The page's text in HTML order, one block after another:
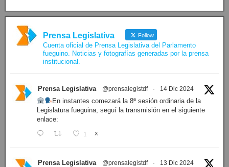
Prensa Legislativa Follow
Cuenta oficial de Prensa Legislativa del Parlamento
fueguino. Noticias y fotografías generadas por la prensa
institucional.
Prensa Legislativa @prensalegistdf · 14 Dic 2024
En instantes comezará la 8ª sesión ordinaria de la
Legislatura fueguina, seguí la transmisión en el siguiente
enlace:
1 X
Prensa Legislativa @prensalegistdf · 13 Dic 2024